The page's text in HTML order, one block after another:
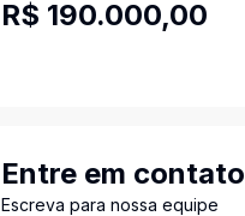
R$ 190.000,00
Entre em contato
Escreva para nossa equipe